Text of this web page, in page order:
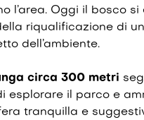
l’area. Oggi il bosco
riqualificazione di
dell’ambiente.
circa 300 metri
esplorare il parco e
tranquilla e